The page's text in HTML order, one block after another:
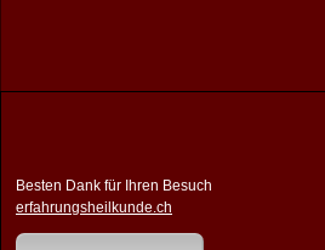
Besten Dank für Ihren Besuch
erfahrungsheilkunde.ch